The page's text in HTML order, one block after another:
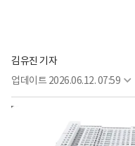
김유진 기자
업데이트 2026.06.12. 07:59